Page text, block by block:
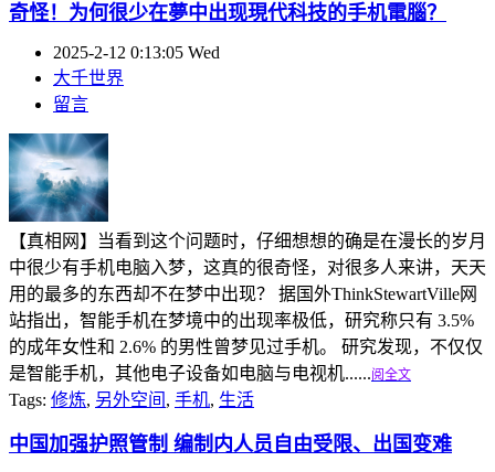
奇怪！为何很少在夢中出现現代科技的手机電腦？
2025-2-12 0:13:05 Wed
大千世界
留言
【真相网】当看到这个问题时，仔细想想的确是在漫长的岁月
中很少有手机电脑入梦，这真的很奇怪，对很多人来讲，天天
用的最多的东西却不在梦中出现？ 据国外ThinkStewartVille网
站指出，智能手机在梦境中的出现率极低，研究称只有 3.5%
的成年女性和 2.6% 的男性曾梦见过手机。 研究发现，不仅仅
是智能手机，其他电子设备如电脑与电视机......阅全文
Tags: 修炼, 另外空间 , 手机, 生活
中国加强护照管制 编制内人员自由受限、出国变难